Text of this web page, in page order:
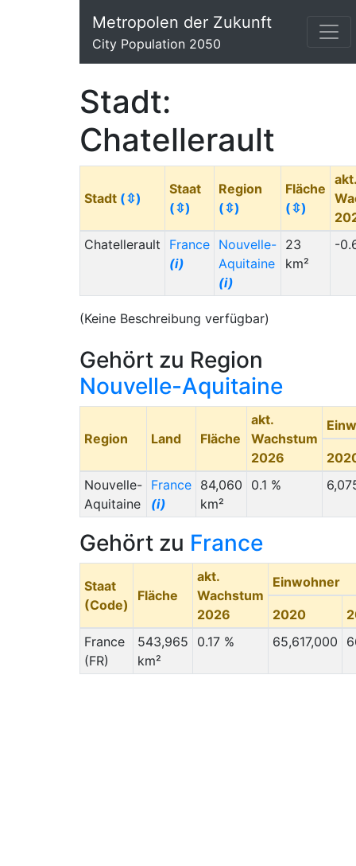
Metropolen der Zukunft
City Population 2050
Stadt:
Chatellerault
Stadt (⇳)
Staat
(⇳)
Region
(⇳)
Fläche
(⇳)
Chatellerault
France
(i)
Nouvelle-
Aquitaine
(i)
23
km²
-
(Keine Beschreibung verfügbar)
Gehört zu Region
Nouvelle-Aquitaine
Region Land Fläche
akt.
Wachstum
2026
Nouvelle-
Aquitaine
France
(i)
84,060
km²
0.1 %
Gehört zu France
Staat
(Code)
Fläche
akt.
Wachstum
2026
Einwohner
2020
France
(FR)
543,965
km²
0.17 % 65,617,000